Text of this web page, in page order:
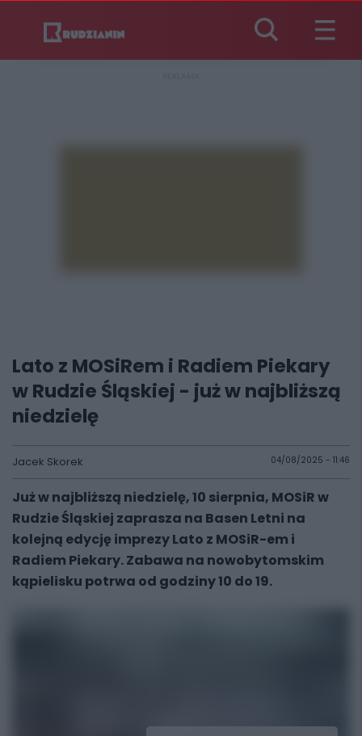
Lato z MOSiRem i Radiem Piekary
w Rudzie Śląskiej - już w najbliższą
niedzielę
Jacek Skorek 04/08/2025 - 11:46
Już w najbliższą niedzielę, 10 sierpnia, MOSiR w
Rudzie Śląskiej zaprasza na Basen Letni na
kolejną edycję imprezy Lato z MOSiR-em i
Radiem Piekary. Zabawa na nowobytomskim
kąpielisku potrwa od godziny 10 do 19.